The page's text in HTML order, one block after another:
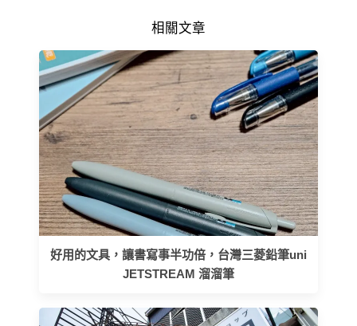
相關文章
好用的文具，讓書寫事半功倍，台灣三菱鉛筆uni
JETSTREAM 溜溜筆